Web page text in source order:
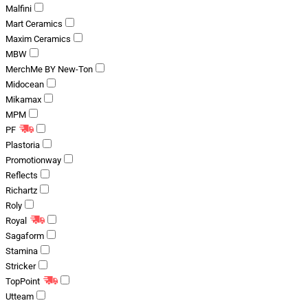
Malfini
Mart Ceramics
Maxim Ceramics
MBW
MerchMe BY New-Ton
Midocean
Mikamax
MPM
PF
Plastoria
Promotionway
Reflects
Richartz
Roly
Royal
Sagaform
Stamina
Stricker
TopPoint
Utteam